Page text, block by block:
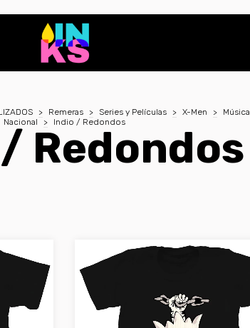
> Remeras > Series y Películas > X-Men > Música
Nacional
> Indio / Redondos
Redondos